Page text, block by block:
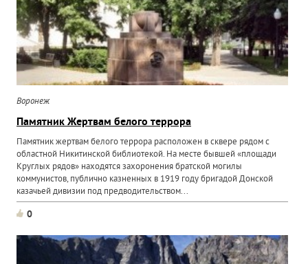
Воронеж
Памятник Жертвам белого террора
Памятник жертвам белого террора расположен в сквере рядом с
областной Никитинской библиотекой. На месте бывшей «площади
Круглых рядов» находятся захоронения братской могилы
коммунистов, публично казненных в 1919 году бригадой Донской
казачьей дивизии под предводительством...
0